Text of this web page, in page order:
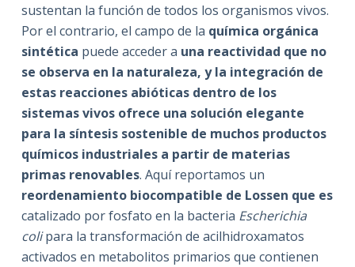
sustentan la función de todos los organismos vivos.
Por el contrario, el campo de la química orgánica
sintética puede acceder a una reactividad que no
se observa en la naturaleza, y la integración de
estas reacciones abióticas dentro de los
sistemas vivos ofrece una solución elegante
para la síntesis sostenible de muchos productos
químicos industriales a partir de materias
primas renovables. Aquí reportamos un
reordenamiento biocompatible de Lossen que es
catalizado por fosfato en la bacteria Escherichia
colipara la transformación de acilhidroxamatos
activados en metabolitos primarios que contienen